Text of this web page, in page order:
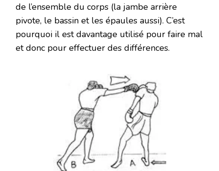
de l’ensemble du corps (la jambe arrière
pivote, le bassin et les épaules aussi). C’est
pourquoi il est davantage utilisé pour faire mal
et donc pour effectuer des différences.